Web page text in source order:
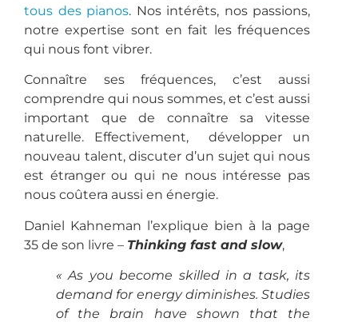
tous des pianos. Nos intérêts, nos passions,
notre expertise sont en fait les fréquences
qui nous font vibrer.
Connaître ses fréquences, c’est aussi
comprendre qui nous sommes, et c’est aussi
important que de connaître sa vitesse
naturelle. Effectivement, développer un
nouveau talent, discuter d’un sujet qui nous
est étranger ou qui ne nous intéresse pas
nous coûtera aussi en énergie.
Daniel Kahneman l’explique bien à la page
35 de son livre – Thinking fast and slow,
« As you become skilled in a task, its
demand for energy diminishes. Studies
of the brain have shown that the